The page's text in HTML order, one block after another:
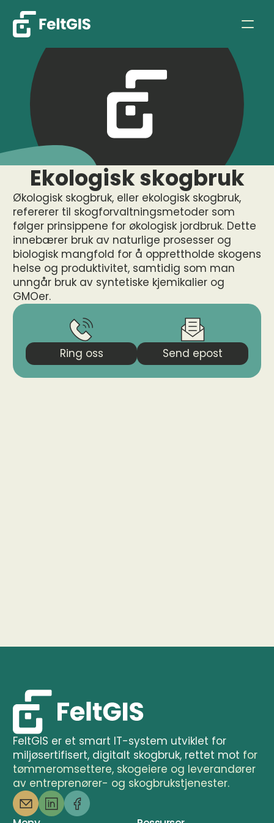
Ekologisk skogbruk
Økologisk skogbruk, eller ekologisk skogbruk,
refererer til skogforvaltningsmetoder som
følger prinsippene for økologisk jordbruk. Dette
innebærer bruk av naturlige prosesser og
biologisk mangfold for å opprettholde skogens
helse og produktivitet, samtidig som man
unngår bruk av syntetiske kjemikalier og
GMOer.
Ring oss Send epost
FeltGIS er et smart IT-system utviklet for
miljøsertifisert, digitalt skogbruk, rettet mot for
tømmeromsettere, skogeiere og leverandører
av entreprenører- og skogbrukstjenester.